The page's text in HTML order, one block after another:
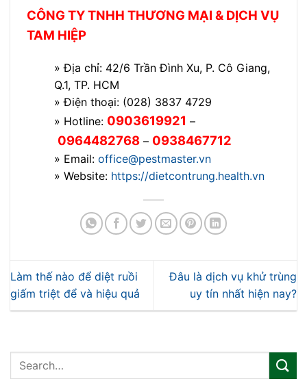
CÔNG TY TNHH THƯƠNG MẠI & DỊCH VỤ
TAM HIỆP
» Địa chỉ: 42/6 Trần Đình Xu, P. Cô Giang,
Q.1, TP. HCM
» Điện thoại: (028) 3837 4729
» Hotline: 0903619921 –
0964482768 – 0938467712
» Email: office@pestmaster.vn
» Website: https://dietcontrung.health.vn
Làm thế nào để diệt ruồi
giấm triệt để và hiệu quả
Đâu là dịch vụ khử trùng
uy tín nhất hiện nay?